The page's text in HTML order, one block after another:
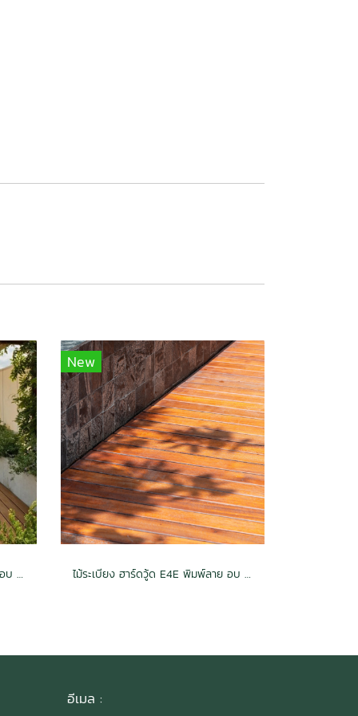
ไม้ระเบียง ฮาร์ดวู้ด E4E พิมพ์ลาย อบ กันปลวก H3.2 สีวอลนัท 1.5x6x2.5 (28mm.x130mm.)
New
ไม้ระเบียง ฮาร์ดวู้ด E4E พิมพ์ลาย อบ กันปลวก H3.2 สีไม้แดง 1x4x2.0 (18mm.x85mm.)
อีเมล :